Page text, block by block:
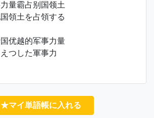
量霸占别国领土
領土を占領する
国优越的军事力量
つした軍事力
★マイ単語帳に入れる